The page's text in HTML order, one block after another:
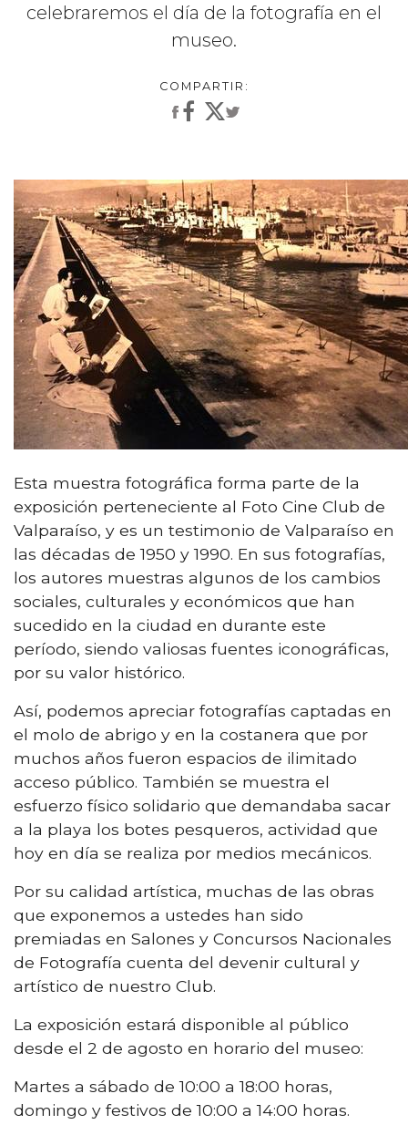
celebraremos el día de la fotografía en el
museo.
Esta muestra fotográfica forma parte de la
exposición perteneciente al Foto Cine Club de
Valparaíso, y es un testimonio de Valparaíso en
las décadas de 1950 y 1990. En sus fotografías,
los autores muestras algunos de los cambios
sociales, culturales y económicos que han
sucedido en la ciudad en durante este
período, siendo valiosas fuentes iconográficas,
por su valor histórico.
Así, podemos apreciar fotografías captadas en
el molo de abrigo y en la costanera que por
muchos años fueron espacios de ilimitado
acceso público. También se muestra el
esfuerzo físico solidario que demandaba sacar
a la playa los botes pesqueros, actividad que
hoy en día se realiza por medios mecánicos.
Por su calidad artística, muchas de las obras
que exponemos a ustedes han sido
premiadas en Salones y Concursos Nacionales
de Fotografía cuenta del devenir cultural y
artístico de nuestro Club.
La exposición estará disponible al público
desde el 2 de agosto en horario del museo:
Martes a sábado de 10:00 a 18:00 horas,
domingo y festivos de 10:00 a 14:00 horas.